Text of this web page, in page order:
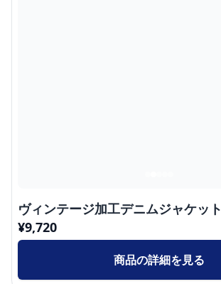
ヴィンテージ加工デニムジャケット
¥9,720
商品の詳細を見る